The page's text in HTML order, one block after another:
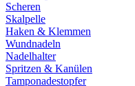
Scheren
Skalpelle
Haken & Klemmen
Wundnadeln
Nadelhalter
Spritzen & Kanülen
Tamponadestopfer